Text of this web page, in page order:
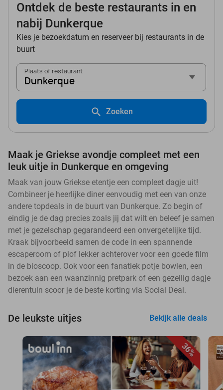
Ontdek de beste restaurants in en
nabij Dunkerque
Kies je bezoekdatum en reserveer bij restaurants in de
buurt
Plaats of restaurant
Dunkerque
Zoeken
Maak je Griekse avondje compleet met een
leuk uitje in Dunkerque en omgeving
Maak van jouw Griekse etentje een compleet dagje uit!
Combineer je heerlijke diner eenvoudig met een van onze
andere topdeals in de buurt van Dunkerque. Zo begin of
eindig je de dag precies zoals jij dat wilt en beleef je samen
met je gezelschap gegarandeerd een onvergetelijke tijd.
Kraak bijvoorbeeld samen de code in een spannende
escaperoom of plof lekker achterover voor een goede film
in de bioscoop. Ook voor een fanatiek potje bowlen, een
bezoek aan een waanzinnig pretpark of een gezellig dagje
dierentuin scoor je de beste korting via Social Deal.
De leukste uitjes Bekijk alle deals
36%